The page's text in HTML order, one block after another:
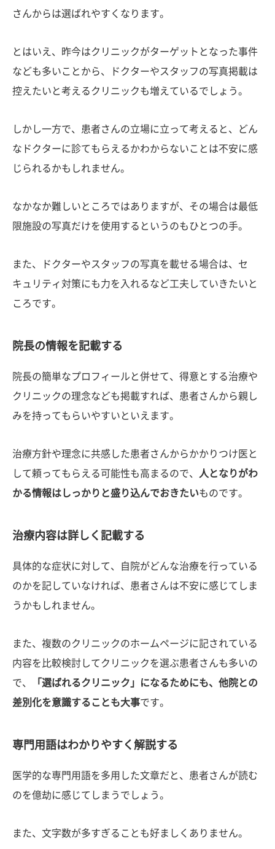
さんからは選ばれやすくなります。
とはいえ、昨今はクリニックがターゲットとなった事件
なども多いことから、ドクターやスタッフの写真掲載は
控えたいと考えるクリニックも増えているでしょう。
しかし一方で、患者さんの立場に立って考えると、どん
なドクターに診てもらえるかわからないことは不安に感
じられるかもしれません。
なかなか難しいところではありますが、その場合は最低
限施設の写真だけを使用するというのもひとつの手。
また、ドクターやスタッフの写真を載せる場合は、セ
キュリティ対策にも力を入れるなど工夫していきたいと
ころです。
院長の情報を記載する
院長の簡単なプロフィールと併せて、得意とする治療や
クリニックの理念なども掲載すれば、患者さんから親し
みを持ってもらいやすいといえます。
治療方針や理念に共感した患者さんからかかりつけ医と
して頼ってもらえる可能性も高まるので、
人となりがわ
かる情報はしっかりと盛り込んでおきたいものです。
治療内容は詳しく記載する
具体的な症状に対して、自院がどんな治療を行っている
のかを記していなければ、患者さんは不安に感じてしま
うかもしれません。
また、複数のクリニックのホームページに記されている
内容を比較検討してクリニックを選ぶ患者さんも多いの
で、
「選ばれるクリニック」になるためにも、他院との
差別化を意識することも大事です。
専門用語はわかりやすく解説する
医学的な専門用語を多用した文章だと、患者さんが読む
のを億劫に感じてしまうでしょう。
また、文字数が多すぎることも好ましくありません。